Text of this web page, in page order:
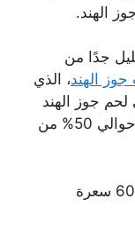
94% ماء وقليل جدًا من
الهند، الذي
جوز الهند
المبشور. يحتوي حليب جوز الهند على حوالي 50% من
ويحتوي الكوب الواحد (240 مل) على 60 سعرة